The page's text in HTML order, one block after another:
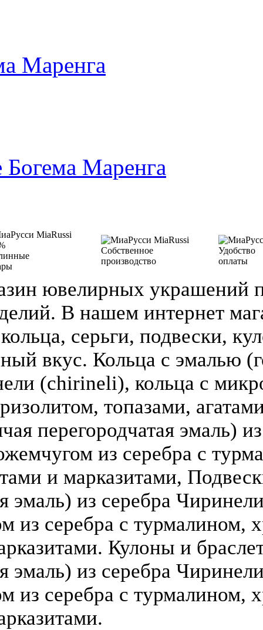
Маренга
Маренга
Собственное
производство
Удобство
оплаты
ювелирных украшений
В нашем интернет
серьги, подвески,
вкус. Кольца с эмалью
(chirineli), кольца с
топазами,
перегородчатая эмаль)
из серебра с
и марказитами,
эмаль) из серебра
из серебра с турмалином,
Кулоны и
эмаль) из серебра
из серебра с турмалином,